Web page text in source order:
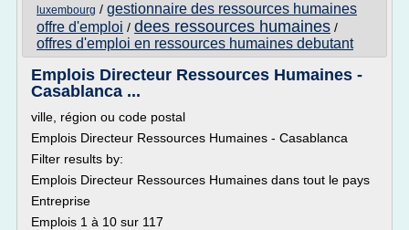
luxembourg / gestionnaire des ressources humaines
offre d'emploi / dees ressources humaines /
offres d'emploi en ressources humaines debutant
Emplois Directeur Ressources Humaines -
Casablanca ...
ville, région ou code postal
Emplois Directeur Ressources Humaines - Casablanca
Filter results by:
Emplois Directeur Ressources Humaines dans tout le pays
Entreprise
Emplois 1 à 10 sur 117